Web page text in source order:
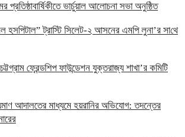
প্রতিষ্ঠাবার্ষিকীতে ভার্চুয়াল আলোচনা সভা অনুষ্ঠিত
হসপিটাল” ট্রাস্টি সিলেট-২ আসনের এমপি লুনা’র সা‌থে
ফ্রেন্ডশিপ ফাউন্ডেশন যুক্তরাজ্য শাখা’র কমিটি
আদালতের মাধ্যমে হয়রানির অভিযোগ: তদন্তের